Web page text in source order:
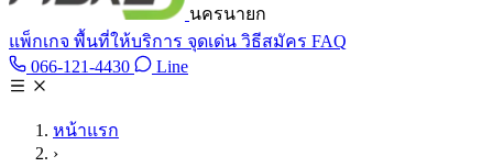
นครนายก
แพ็กเกจ พื้นที่ให้บริการ จุดเด่น วิธีสมัคร FAQ
066-121-4430 โทร 066-121-4430
LineLine @tan3bb
หน้าแรก
›